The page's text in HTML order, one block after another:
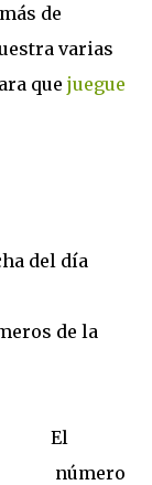
de
varias
que juegue
del día
de la
El
número